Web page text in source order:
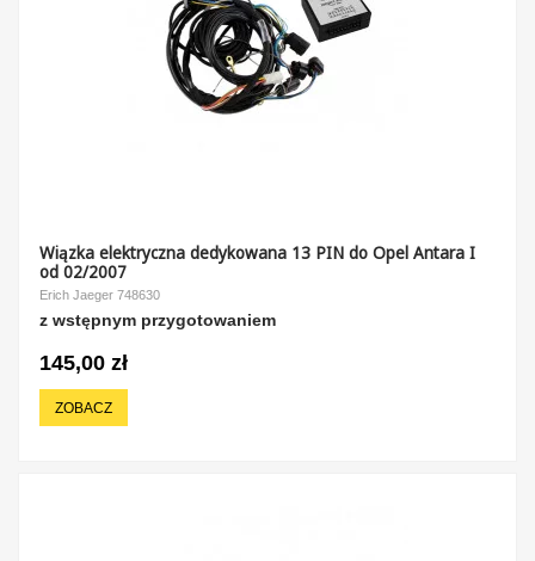
Wiązka elektryczna dedykowana 13 PIN do Opel Antara I
od 02/2007
Erich Jaeger 748630
z wstępnym przygotowaniem
145,00 zł
ZOBACZ